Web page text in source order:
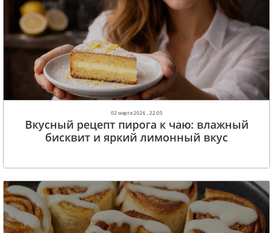
02 марта 2026 , 22:05
Вкусный рецепт пирога к чаю: влажный
бисквит и яркий лимонный вкус